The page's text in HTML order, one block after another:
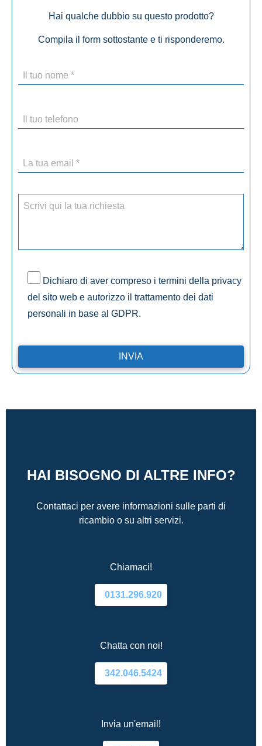
Hai qualche dubbio su questo prodotto?
Compila il form sottostante e ti risponderemo.
Dichiaro di aver compreso i termini della privacy
del sito web e autorizzo il trattamento dei dati
personali in base al GDPR.
HAI BISOGNO DI ALTRE INFO?
Contattaci per avere informazioni sulle parti di
ricambio o su altri servizi.
Chiamaci!
0131.296.920
Chatta con noi!
342.046.5424
Invia un'email!